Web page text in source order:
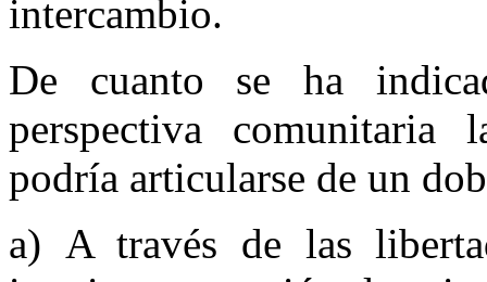
intercambio.
De cuanto se ha
perspectiva comunitaria
podría articularse de un
a) A través de las